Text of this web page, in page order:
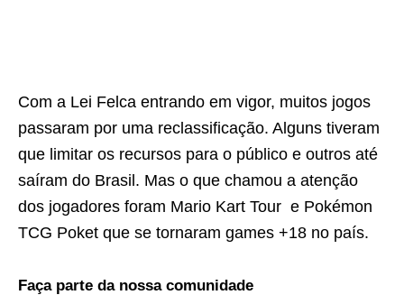
Com a Lei Felca entrando em vigor, muitos jogos
passaram por uma reclassificação. Alguns tiveram
que limitar os recursos para o público e outros até
saíram do Brasil. Mas o que chamou a atenção
dos jogadores foram Mario Kart Tour e Pokémon
TCG Poket que se tornaram games +18 no país.
Faça parte da nossa comunidade